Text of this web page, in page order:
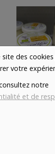
site des
votre
notre
et de
bio poire
PIPAIX